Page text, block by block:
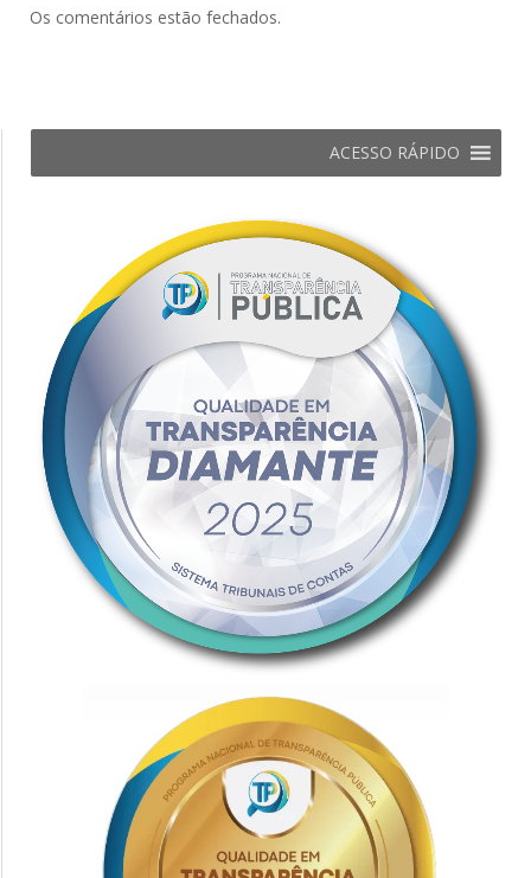
Os comentários estão fechados.
ACESSO RÁPIDO